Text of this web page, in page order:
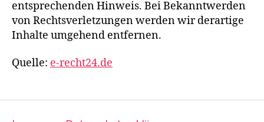
entsprechenden Hinweis. Bei Bekanntwerden
von Rechtsverletzungen werden wir derartige
Inhalte umgehend entfernen.
Quelle: e-recht24.de